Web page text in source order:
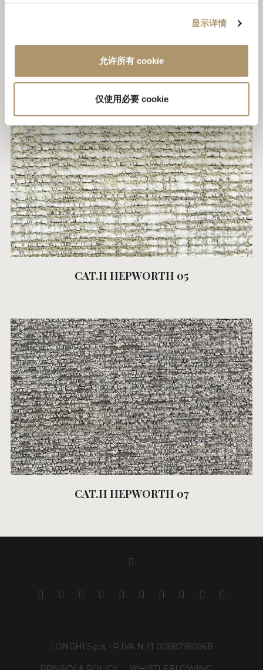
显示详情
允许所有 cookie
仅使用必要 cookie
CAT.H HEPWORTH 03
CAT.H HEPWORTH 05
CAT.H HEPWORTH 07
LONGHI S.p.a. - P.IVA N: IT 00687180968